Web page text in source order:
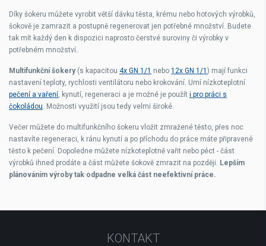
Díky šokeru můžete vyrobit větší dávku těsta, krému nebo hotových výrobků,
šokově je zamrazit a postupně regenerovat jen potřebné množství. Budete
tak mít každý den k dispozici naprosto čerstvé suroviny či výrobky v
potřebném množství.
Multifunkční šokery (s kapacitou 4x GN 1/1 nebo 12x GN 1/1 ) mají funkci
nastavení teploty, rychlosti ventilátoru nebo krokování. Umí nízkoteplotní
pečení a vaření, kynutí, regeneraci a je možné je použít i pro práci s
čokoládou. Možnosti využití jsou tedy velmi široké.
Večer můžete do multifunkčního šokeru vložit zmražené těsto, přes noc
nastavíte regeneraci, k ránu kynutí a po příchodu do práce máte připravené
těsto k pečení. Dopoledne můžete nízkoteplotně vařit nebo péct - část
výrobků ihned prodáte a část můžete šokově zmrazit na později. Lepším
plánováním výroby tak odpadne velká část neefektivní práce.
KONTAKT